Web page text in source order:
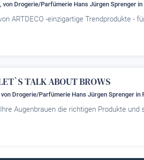
von Drogerie/Parfümerie Hans Jürgen Sprenger in
ARTDECO -einzigartige Trendprodukte -
TALK ABOUT BROWS
Drogerie/Parfümerie Hans Jürgen Sprenger in
Augenbrauen die richtigen Produkte